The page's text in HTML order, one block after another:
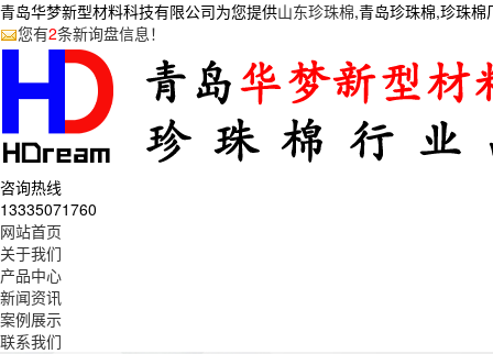
青岛华梦新型材料科技有限公司为您提供山东珍珠棉,青岛珍珠棉,珍珠
您有2条新询盘信息！
咨询热线
13335071760
网站首页
关于我们
产品中心
新闻资讯
案例展示
联系我们